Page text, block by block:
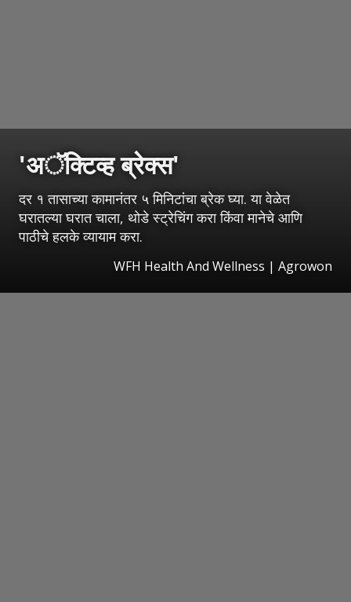
'अॅक्टिव्ह ब्रेक्स'
दर १ तासाच्या कामानंतर ५ मिनिटांचा ब्रेक घ्या. या वेळेत
घरातल्या घरात चाला, थोडे स्ट्रेचिंग करा किंवा मानेचे आणि
पाठीचे हलके व्यायाम करा.
WFH Health And Wellness | Agrowon